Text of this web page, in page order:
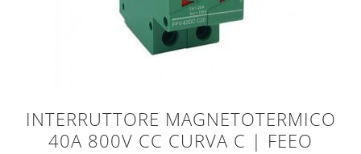
INTERRUTTORE MAGNETOTERMICO
40A 800V CC CURVA C | FEEO